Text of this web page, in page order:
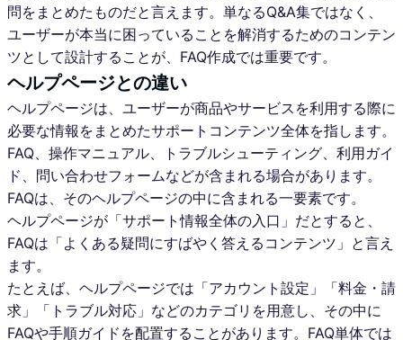
問をまとめたものだと言えます。単なるQ&A集ではなく、
ユーザーが本当に困っていることを解消するためのコンテン
ツとして設計することが、FAQ作成では重要です。
ヘルプページとの違い
ヘルプページは、ユーザーが商品やサービスを利用する際に
必要な情報をまとめたサポートコンテンツ全体を指します。
FAQ、操作マニュアル、トラブルシューティング、利用ガイ
ド、問い合わせフォームなどが含まれる場合があります。
FAQは、そのヘルプページの中に含まれる一要素です。
ヘルプページが「サポート情報全体の入口」だとすると、
FAQは「よくある疑問にすばやく答えるコンテンツ」と言え
ます。
たとえば、ヘルプページでは「アカウント設定」「料金・請
求」「トラブル対応」などのカテゴリを用意し、その中に
FAQや手順ガイドを配置することがあります。FAQ単体では